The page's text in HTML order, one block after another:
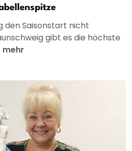
den Saisonstart nicht
gibt es die höchste
mehr